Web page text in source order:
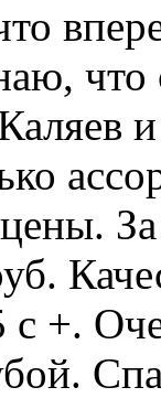
что
цены.
+.